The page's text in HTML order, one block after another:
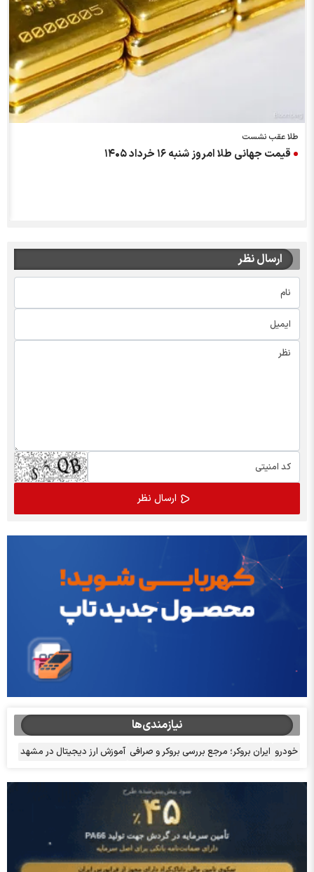
طلا عقب نشست
قیمت جهانی طلا امروز شنبه ۱۶ خرداد ۱۴۰۵
ارسال نظر
نیازمندی‌ها
خودرو ایران بروکر؛ مرجع بررسی بروکر و صرافی آموزش ارز دیجیتال در مشهد